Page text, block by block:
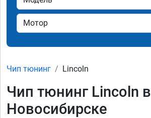
Чип тюнинг Lincoln
Чип тюнинг Lincoln в
Новосибирске